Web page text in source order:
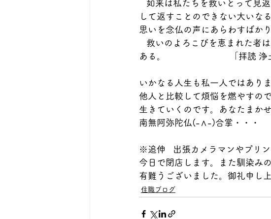
して返すことのできない大いな
思いを念仏の声にあらわすばか
ある。                          「拝読 浄
いかなる人生も私一人ではありま
他人と比較して煩悩を燃やすの
生きていくのです。あなたまか
南無阿弥陀仏(-∧-)合掌・・・
※追伸   出張カメラマンやプリ
今日で閉店します。また馴染み
有難うございました。御礼申し
住職ブログ